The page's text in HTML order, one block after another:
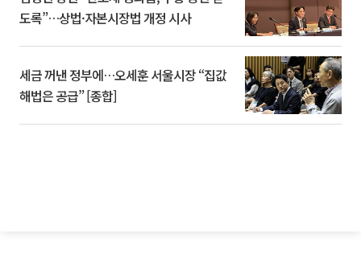
도록”…상법·자본시장법 개정 시사
세금 꺼낸 정부에…오세훈 서울시장 “집값
해법은 공급” [종합]